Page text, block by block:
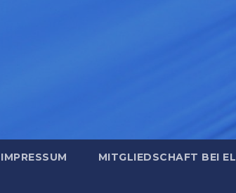
IMPRESSUM MITGLIEDSCHAFT BEI EL